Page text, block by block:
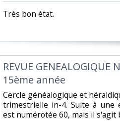
‎Très bon état.‎
‎REVUE GENEALOGIQUE
15ème année‎
‎Cercle généalogique et
trimestrielle in-4. Suite à une
est numérotée 60, mais il s'agit